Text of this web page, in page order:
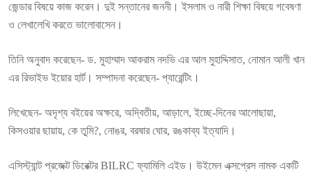
জেন্ডার বিষয়ে কাজ করেন। দুই সন্তানের জননী। ইসলাম ও নারী শিক্ষা বিষয়ে গবেষণা
ও লেখালেখি করতে ভালোবাসেন।
তিনি অনুবাদ করেছেন- ড. মুহাম্মাদ আকরাম নদভি এর আল মুহাদ্দিসাত, নোমান আলী খান
এর রিভাইভ ইয়োর হার্ট। সম্পাদনা করেছেন- প্যারেন্টিং।
লিখেছেন- অদৃশ্য বইয়ের অক্ষরে, অদ্বিতীয়, আড়ালে, ইচ্ছে-দিনের আলোছায়া,
কিসওয়ার ছায়ায়, কে তুমি?, নোঙর, বরষার ঘোর, রঙকাব্য ইত্যাদি।
এসিস্ট্যান্ট প্রজেক্ট ডিরেক্টর BILRC ফ্যামিলি এইড। উইমেন এক্সপ্রেস নামক একটি